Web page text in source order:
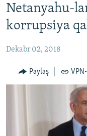
Əsas
naviqasiyaya
qayıt
Axtarışa
KORRUPSIOMETR
#ƏSLINDƏ
FƏRQƏ BAX
QANUNI DOĞRU
RADIO ARXIV
Netanyahu-
korrupsiya
Dekabr 02, 2018
Paylaş